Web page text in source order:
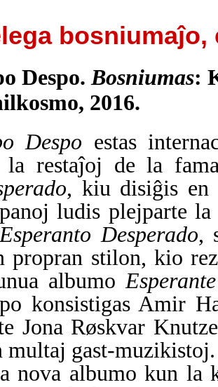
Despo.Bosniumas:
2016.
Despo estas
la restaĵoj de la
, kiu disiĝis en
ludis plejparte
Esperanto Desperado,
propran stilon, kio
albumoEsperante
konsistigas Amir
Jona Røskvar
multaj gast-muzikistoj.
nova albumo kun la